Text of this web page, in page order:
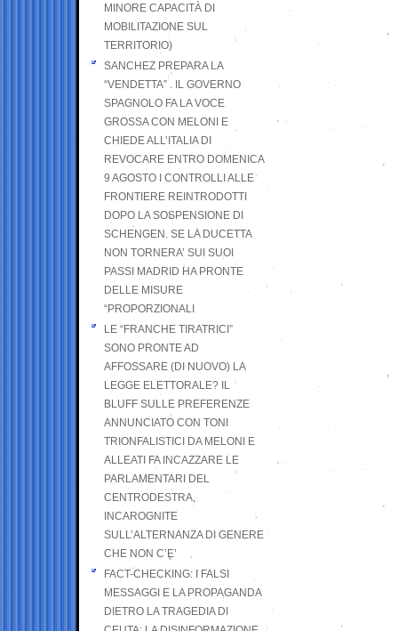
MINORE CAPACITÀ DI
MOBILITAZIONE SUL
TERRITORIO)
SANCHEZ PREPARA LA
“VENDETTA” . IL GOVERNO
SPAGNOLO FA LA VOCE
GROSSA CON MELONI E
CHIEDE ALL’ITALIA DI
REVOCARE ENTRO DOMENICA
9 AGOSTO I CONTROLLI ALLE
FRONTIERE REINTRODOTTI
DOPO LA SOSPENSIONE DI
SCHENGEN. SE LA DUCETTA
NON TORNERA’ SUI SUOI
PASSI MADRID HA PRONTE
DELLE MISURE
“PROPORZIONALI
LE “FRANCHE TIRATRICI”
SONO PRONTE AD
AFFOSSARE (DI NUOVO) LA
LEGGE ELETTORALE? IL
BLUFF SULLE PREFERENZE
ANNUNCIATO CON TONI
TRIONFALISTICI DA MELONI E
ALLEATI FA INCAZZARE LE
PARLAMENTARI DEL
CENTRODESTRA,
INCAROGNITE
SULL’ALTERNANZA DI GENERE
CHE NON C’E’
FACT-CHECKING: I FALSI
MESSAGGI E LA PROPAGANDA
DIETRO LA TRAGEDIA DI